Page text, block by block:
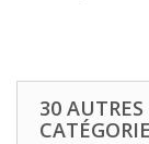
30